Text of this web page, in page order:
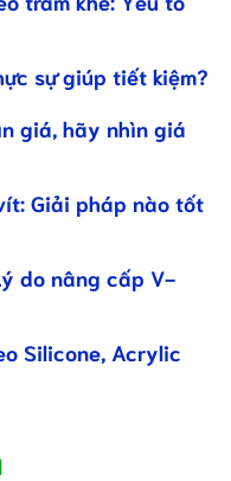
sự giúp tiết kiệm?
giá, hãy nhìn giá
Giải pháp nào tốt
do nâng cấp V-
Silicone, Acrylic